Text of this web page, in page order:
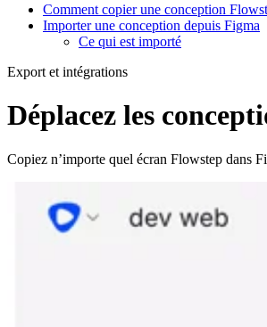
Comment copier une conception
Importer une conception depuis Figma
Ce qui est importé
Export et intégrations
Déplacez les
Copiez n’importe quel écran Flowstep dans